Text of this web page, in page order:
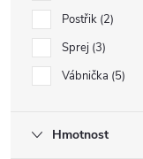
Postřik 2
Sprej 3
Vábnička 5
Hmotnost